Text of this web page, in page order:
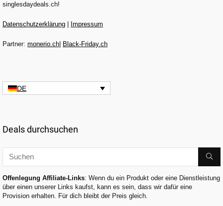
singlesdaydeals.ch!
Datenschutzerklärung Impressum
Partner: monerio.ch Black-Friday.ch
DE
Deals durchsuchen
Offenlegung Affiliate-Links: Wenn du ein Produkt oder eine Dienstleistung
über einen unserer Links kaufst, kann es sein, dass wir dafür eine
Provision erhalten. Für dich bleibt der Preis gleich.